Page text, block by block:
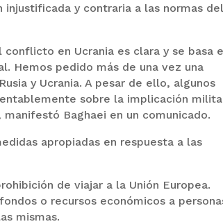
y contraria a las normas del
en Ucrania es clara y se basa
Hemos pedido más de una vez una
y Ucrania. A pesar de ello, algunos
sobre la implicación
Baghaei en un comunicado.
apropiadas en respuesta a las
de viajar a la Unión Europea.
o recursos económicos a
mismas.